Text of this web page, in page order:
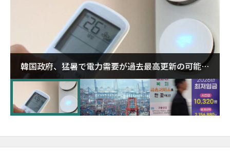
韓国政府、猛暑で電力需要が過去最高更新の可能性
に需給対応体制を点検